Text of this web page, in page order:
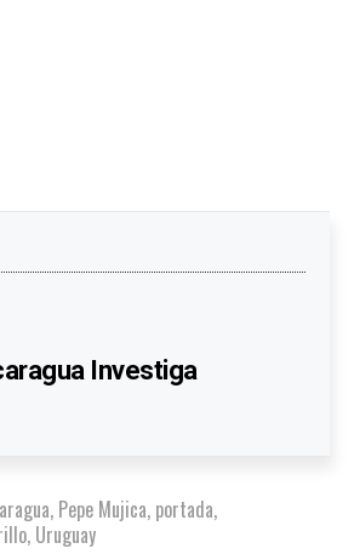
Investiga
, Pepe Mujica, portada,
, Uruguay